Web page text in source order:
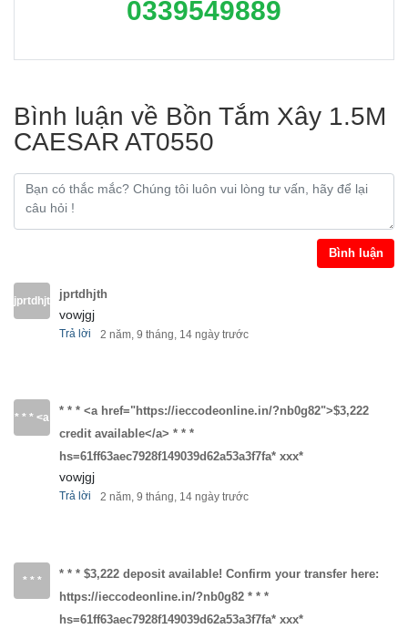
0339549889
Bình luận về Bồn Tắm Xây 1.5M
CAESAR AT0550
Bình luận
jprtdhjth jprtdhjth
vowjgj
Trả lời 2 năm, 9 tháng, 14 ngày trước
* * * <a
href="https://ieccodeonline.in/?
nb0g82">$3,222
available</a>
* * *
* * * <a href="https://ieccodeonline.in/?nb0g82">$3,222
credit available</a> * * *
hs=61ff63aec7928f149039d62a53a3f7fa* ххх*
vowjgj
Trả lời 2 năm, 9 tháng, 14 ngày trước
* * *
* * * $3,222 deposit available! Confirm your transfer here:
https://ieccodeonline.in/?nb0g82 * * *
hs=61ff63aec7928f149039d62a53a3f7fa* ххх*